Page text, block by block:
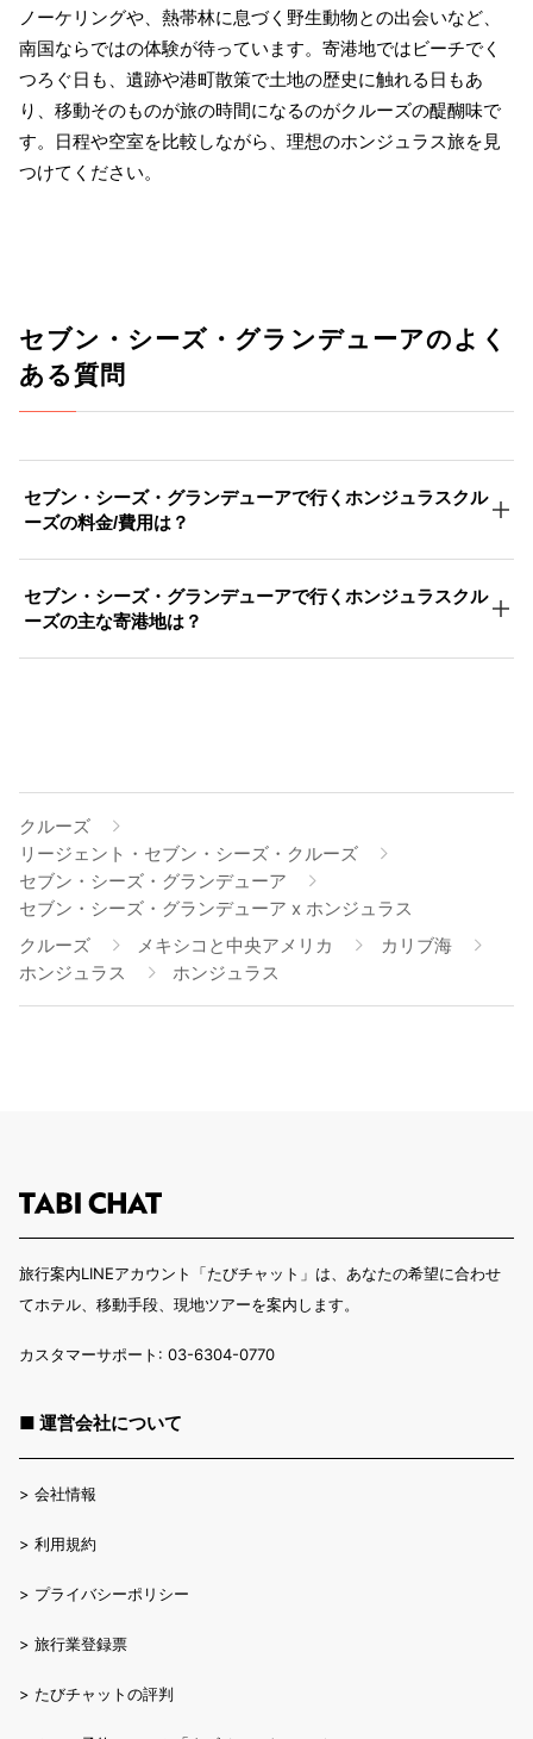
ノーケリングや、熱帯林に息づく野生動物との出会いなど、
南国ならではの体験が待っています。寄港地ではビーチでく
つろぐ日も、遺跡や港町散策で土地の歴史に触れる日もあ
り、移動そのものが旅の時間になるのがクルーズの醍醐味で
す。日程や空室を比較しながら、理想のホンジュラス旅を見
つけてください。
セブン・シーズ・グランデューアのよく
ある質問
セブン・シーズ・グランデューアで行くホンジュラスクル
ーズの料金/費用は？
セブン・シーズ・グランデューアで行くホンジュラスクル
ーズの主な寄港地は？
クルーズ
リージェント・セブン・シーズ・クルーズ
セブン・シーズ・グランデューア
セブン・シーズ・グランデューア x ホンジュラス
クルーズ
メキシコと中央アメリカ
カリブ海
ホンジュラス
ホンジュラス
旅行案内LINEアカウント「たびチャット」は、あなたの希望に合わせ
てホテル、移動手段、現地ツアーを案内します。
カスタマーサポート: 03-6304-0770
■ 運営会社について
> 会社情報
> 利用規約
> プライバシーポリシー
> 旅行業登録票
> たびチャットの評判